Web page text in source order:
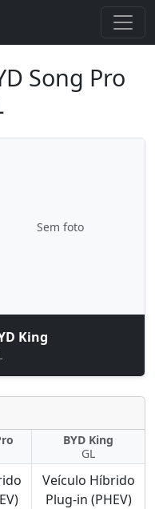
Song Pro
Sem foto
King
BYD King
GL
Veículo Híbrido
Plug-in (PHEV)